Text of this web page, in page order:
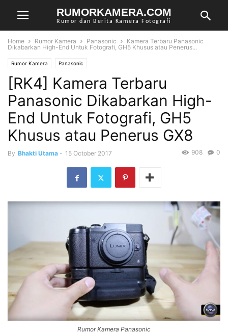
RUMORKAMERA.COM
Rumor dan Berita Kamera Fotografi
Home Rumor Kamera Panasonic
Kamera Terbaru Panasonic
Dikabarkan High-End Untuk Fotografi, GH5 Khusus atau Penerus...
Rumor Kamera Panasonic
[RK4] Kamera Terbaru
Panasonic Dikabarkan High-
End Untuk Fotografi, GH5
Khusus atau Penerus GX8
By Bhakti Utama - 15 October 2017 0
908
Rumor Kamera Panasonic